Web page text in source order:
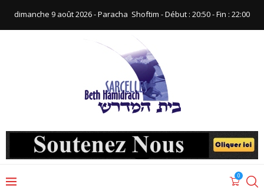
dimanche 9 août 2026 - Paracha ‪ Shoftim‬ - Début : 20:50‬ - Fin : ‪22:00‬
0